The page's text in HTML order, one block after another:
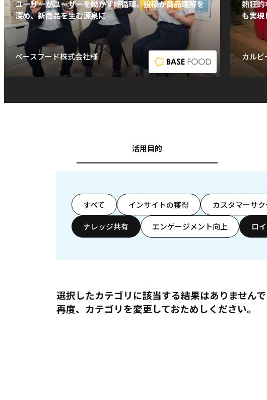
ユーザーがユーザーを動かす好循環。投稿が商品理解を
深め、新商品を生む源泉に
ベースフード株式会社様
熱狂的
も実現
カルビ
活用目的
すべて インサイトの獲得 カスタマーサ
ナレッジ共有 エンゲージメント向上 ロ
選択したカテゴリに該当する結果はありませんで
再度、カテゴリを変更しておためしください。